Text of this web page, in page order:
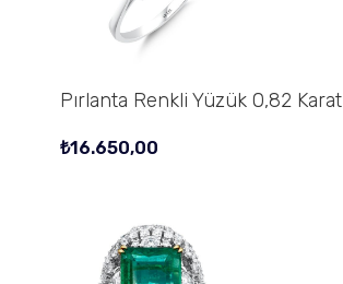
Pırlanta Renkli Yüzük 0,82 Karat
₺16.650,00